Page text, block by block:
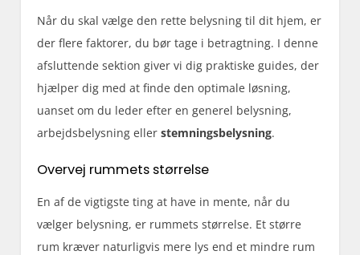
Når du skal vælge den rette belysning til dit hjem, er
der flere faktorer, du bør tage i betragtning. I denne
afsluttende sektion giver vi dig praktiske guides, der
hjælper dig med at finde den optimale løsning,
uanset om du leder efter en generel belysning,
arbejdsbelysning ellerstemningsbelysning.
Overvej rummets størrelse
En af de vigtigste ting at have in mente, når du
vælger belysning, er rummets størrelse. Et større
rum kræver naturligvis mere lys end et mindre rum